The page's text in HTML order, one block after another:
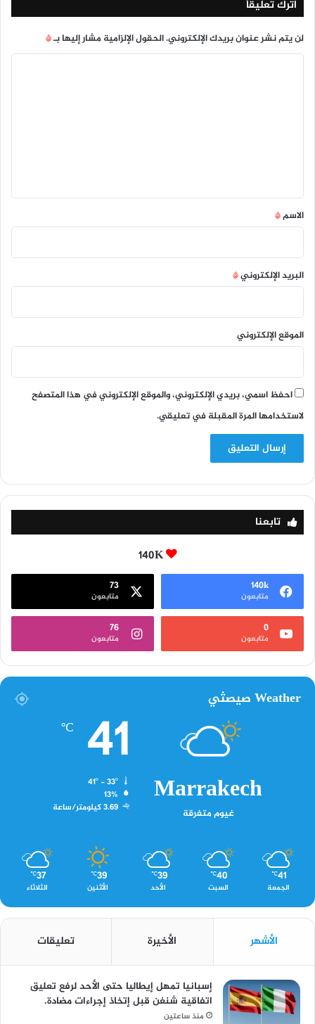
اترك تعليقاً
لن يتم نشر عنوان بريدك الإلكتروني.الحقول الإلزامية مشار إليها بـ*
*
الاسم*
البريد الإلكتروني*
الموقع الإلكتروني
احفظ اسمي، بريدي الإلكتروني، والموقع الإلكتروني في هذا المتصفح
لاستخدامها المرة المقبلة في تعليقي.
تابعنا
140K
140k
متابعون
73
متابعون
0
متابعون
76
متابعون
Weather صيصثي
Marrakech
غيوم متفرقة
41
℃
13%
3.69 كيلومتر/ساعة
41
℃
الجمعة
40
℃
السبت
39
℃
الأحد
39
℃
الأثنين
37
℃
الثلاثاء
الأشهر الأخيرة تعليقات
إسبانيا تمهل إيطاليا حتى الأحد لرفع تعليق
اتفاقية شنغن قبل إتخاذ إجراءات مضادة.
منذ ساعتين